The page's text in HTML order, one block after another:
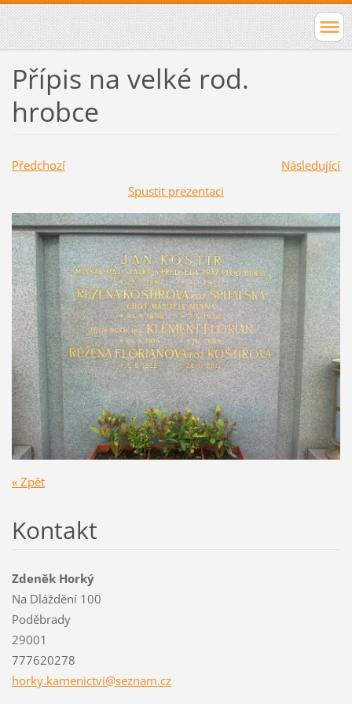
Přípis na velké rod.
hrobce
Předchozí
Následující
Spustit prezentaci
« Zpět
Kontakt
Zdeněk Horký
Na Dláždění 100
Poděbrady
29001
777620278
horky.kamenictvi@seznam.cz